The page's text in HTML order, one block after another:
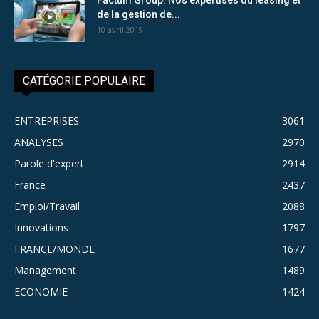
de la gestion de...
10 avril 2019
CATÉGORIE POPULAIRE
ENTREPRISES
3061
ANALYSES
2970
Parole d'expert
2914
France
2437
Emploi/Travail
2088
Innovations
1797
FRANCE/MONDE
1677
Management
1489
ECONOMIE
1424